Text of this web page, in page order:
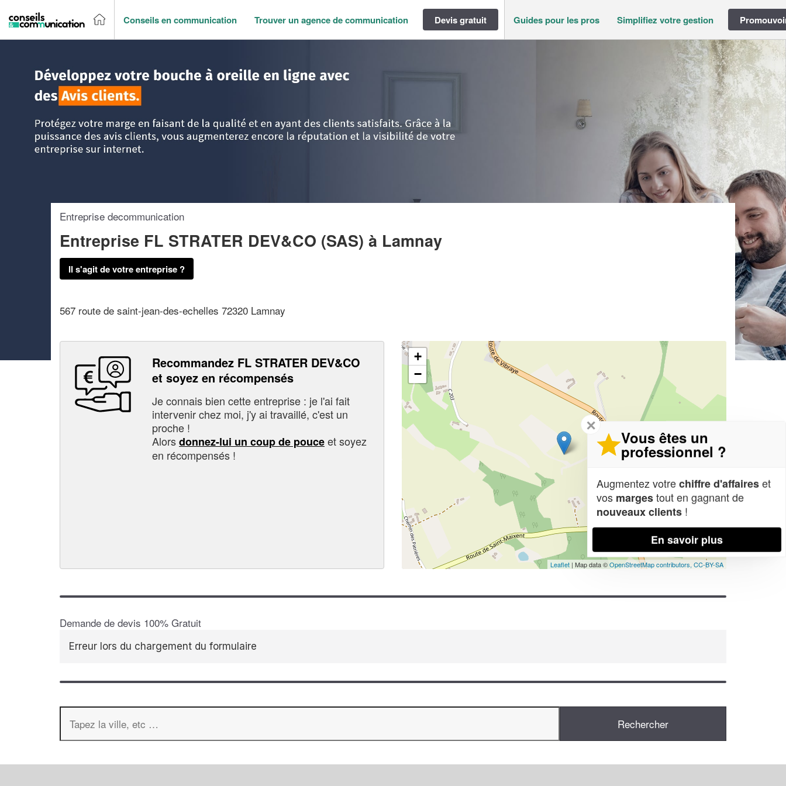
Conseils en communication Trouver un agence de communication Devis gratuit Guides pour les pros Simplifiez votre gestion
Entreprise decommunication
Entreprise FL STRATER DEV&CO (SAS) à Lamnay
Il s'agit de votre entreprise ?
567 route de saint-jean-des-echelles 72320 Lamnay
Recommandez FL STRATER DEV&CO
et soyez en récompensés
Je connais bien cette entreprise : je l'ai fait
intervenir chez moi, j'y ai travaillé, c'est un
proche !
Alorsdonnez-lui un coup de pouceet soyez
en récompensés !
+
−
Leaflet | Map data ©OpenStreetMap contributors, CC-BY-SA
Demande de devis 100% Gratuit
Erreur lors du chargement du formulaire
✕
Vous êtes un
professionnel ?
Augmentez votrechiffre d'affaireset
vos margestout en gagnant de
nouveaux clients !
En savoir plus